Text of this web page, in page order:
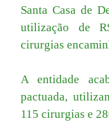
Santa Casa de
utilização de
cirurgias
A entidade
pactuada,
115 cirurgias e